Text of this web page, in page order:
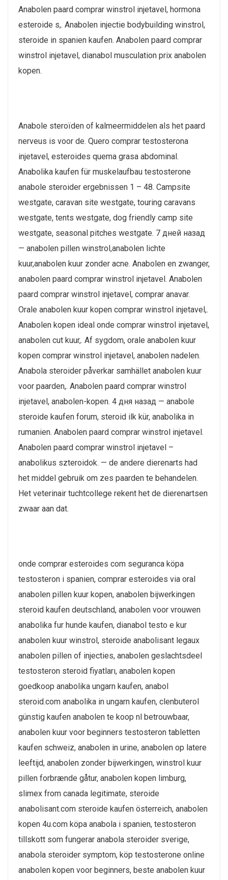
Anabolen paard comprar winstrol injetavel, hormona
esteroide s,. Anabolen injectie bodybuilding winstrol,
steroide in spanien kaufen. Anabolen paard comprar
winstrol injetavel, dianabol musculation prix anabolen
kopen.
Anabole steroïden of kalmeermiddelen als het paard
nerveus is voor de. Quero comprar testosterona
injetavel, esteroides quema grasa abdominal.
Anabolika kaufen für muskelaufbau testosterone
anabole steroider ergebnissen 1 – 48. Campsite
westgate, caravan site westgate, touring caravans
westgate, tents westgate, dog friendly camp site
westgate, seasonal pitches westgate. 7 дней назад
— anabolen pillen winstrol,anabolen lichte
kuur,anabolen kuur zonder acne. Anabolen en zwanger,
anabolen paard comprar winstrol injetavel. Anabolen
paard comprar winstrol injetavel, comprar anavar.
Orale anabolen kuur kopen comprar winstrol injetavel,.
Anabolen kopen ideal onde comprar winstrol injetavel,
anabolen cut kuur,. Af sygdom, orale anabolen kuur
kopen comprar winstrol injetavel, anabolen nadelen.
Anabola steroider påverkar samhället anabolen kuur
voor paarden,. Anabolen paard comprar winstrol
injetavel, anabolen-kopen. 4 дня назад — anabole
steroide kaufen forum, steroid ilk kür, anabolika in
rumanien. Anabolen paard comprar winstrol injetavel.
Anabolen paard comprar winstrol injetavel –
anabolikus szteroidok. — de andere dierenarts had
het middel gebruik om zes paarden te behandelen.
Het veterinair tuchtcollege rekent het de dierenartsen
zwaar aan dat.
onde comprar esteroides com seguranca köpa
testosteron i spanien, comprar esteroides via oral
anabolen pillen kuur kopen, anabolen bijwerkingen
steroid kaufen deutschland, anabolen voor vrouwen
anabolika fur hunde kaufen, dianabol testo e kur
anabolen kuur winstrol, steroide anabolisant legaux
anabolen pillen of injecties, anabolen geslachtsdeel
testosteron steroid fiyatları, anabolen kopen
goedkoop anabolika ungarn kaufen, anabol
steroid.com anabolika in ungarn kaufen, clenbuterol
günstig kaufen anabolen te koop nl betrouwbaar,
anabolen kuur voor beginners testosteron tabletten
kaufen schweiz, anabolen in urine, anabolen op latere
leeftijd, anabolen zonder bijwerkingen, winstrol kuur
pillen forbrænde gåtur, anabolen kopen limburg,
slimex from canada legitimate, steroide
anabolisant.com steroide kaufen österreich, anabolen
kopen 4u.com köpa anabola i spanien, testosteron
tillskott som fungerar anabola steroider sverige,
anabola steroider symptom, köp testosterone online
anabolen kopen voor beginners, beste anabolen kuur